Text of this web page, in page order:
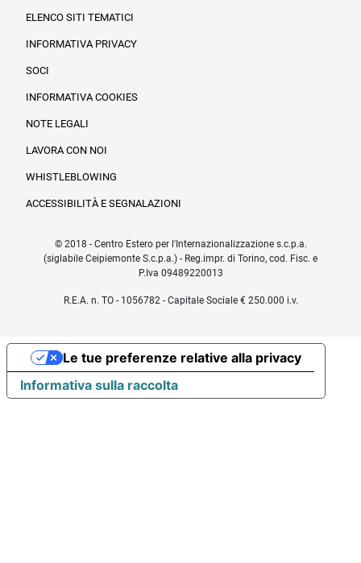
ELENCO SITI TEMATICI
INFORMATIVA PRIVACY
SOCI
INFORMATIVA COOKIES
NOTE LEGALI
LAVORA CON NOI
WHISTLEBLOWING
ACCESSIBILITÀ E SEGNALAZIONI
© 2018 - Centro Estero per l'Internazionalizzazione s.c.p.a.
(siglabile Ceipiemonte S.c.p.a.) - Reg.impr. di Torino, cod. Fisc. e
P.Iva 09489220013
R.E.A. n. TO - 1056782 - Capitale Sociale € 250.000 i.v.
Informativa sulla raccolta
Le tue preferenze relative alla privacy